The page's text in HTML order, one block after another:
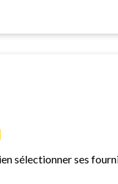
sélectionner ses